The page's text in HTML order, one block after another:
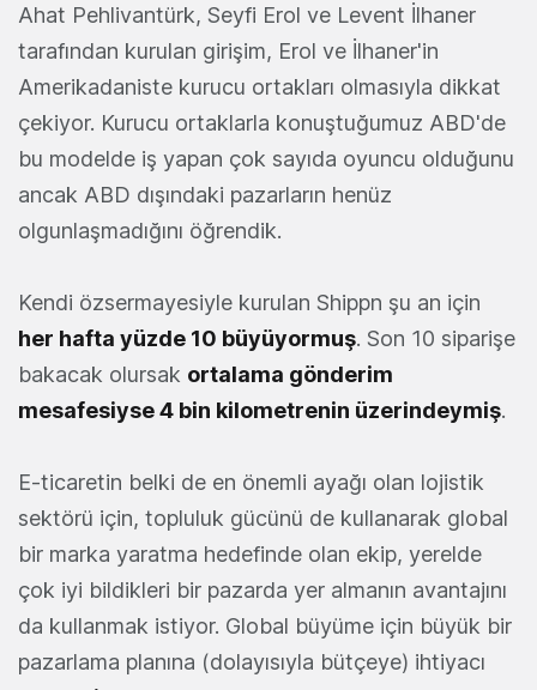
Ahat Pehlivantürk, Seyfi Erol ve Levent İlhaner
tarafından kurulan girişim, Erol ve İlhaner'in
Amerikadaniste kurucu ortakları olmasıyla dikkat
çekiyor. Kurucu ortaklarla konuştuğumuz ABD'de
bu modelde iş yapan çok sayıda oyuncu olduğunu
ancak ABD dışındaki pazarların henüz
olgunlaşmadığını öğrendik.
Kendi özsermayesiyle kurulan Shippn şu an için
her hafta yüzde 10 büyüyormuş. Son 10 siparişe
bakacak olursak ortalama gönderim
mesafesiyse 4 bin kilometrenin üzerindeymiş.
E-ticaretin belki de en önemli ayağı olan lojistik
sektörü için, topluluk gücünü de kullanarak global
bir marka yaratma hedefinde olan ekip, yerelde
çok iyi bildikleri bir pazarda yer almanın avantajını
da kullanmak istiyor. Global büyüme için büyük bir
pazarlama planına (dolayısıyla bütçeye) ihtiyacı